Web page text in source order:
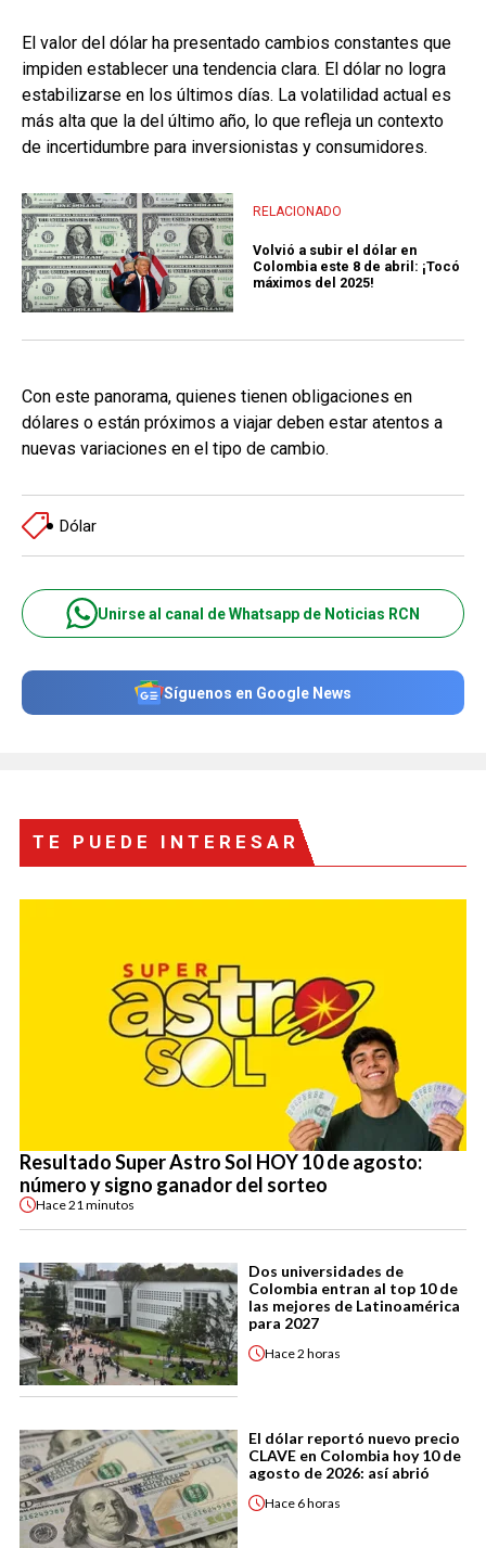
El valor del dólar ha presentado cambios constantes que
impiden establecer una tendencia clara. El dólar no logra
estabilizarse en los últimos días. La volatilidad actual es
más alta que la del último año, lo que refleja un contexto
de incertidumbre para inversionistas y consumidores.
RELACIONADO
Volvió a subir el dólar en
Colombia este 8 de abril: ¡Tocó
máximos del 2025!
Con este panorama, quienes tienen obligaciones en
dólares o están próximos a viajar deben estar atentos a
nuevas variaciones en el tipo de cambio.
Dólar
Unirse al canal de Whatsapp de Noticias RCN
Síguenos en Google News
TE PUEDE INTERESAR
Resultado Super Astro Sol HOY 10 de agosto:
número y signo ganador del sorteo
Hace21 minutos
Dos universidades de
Colombia entran al top 10 de
las mejores de Latinoamérica
para 2027
Hace2 horas
El dólar reportó nuevo precio
CLAVE en Colombia hoy 10 de
agosto de 2026: así abrió
Hace 6 horas